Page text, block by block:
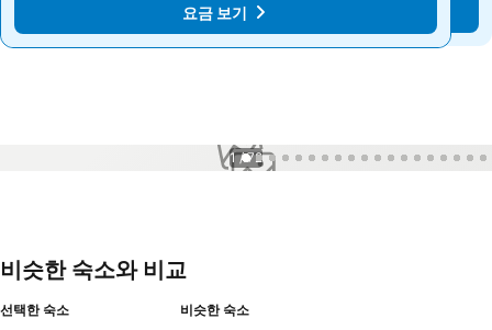
요금 보기
요금 보기
1 / 72
비슷한 숙소와 비교
선택한 숙소 비슷한 숙소